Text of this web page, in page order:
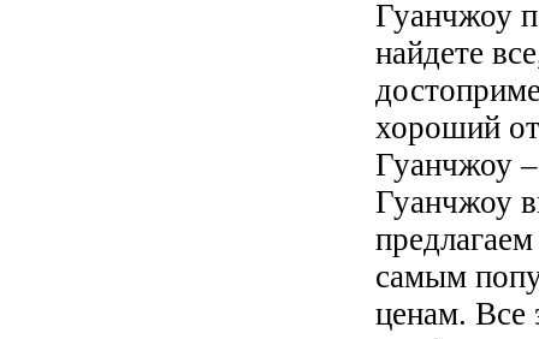
Гуанчжоу
найдете
хороший
Гуанчжоу –
Гуанчжоу
самым
ценам. Все